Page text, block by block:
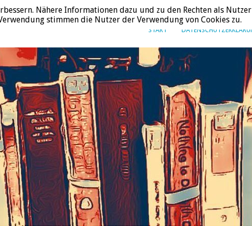
START
Nähere Informationen dazu und zu den Rechten als
stimmen die Nutzer der Verwendung von Cookies zu.